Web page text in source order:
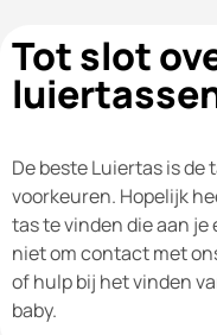
Tot slot
De beste Luiertas is de
voorkeuren. Hopelijk
tas te vinden die aan je
niet om contact met
of hulp bij het vinden
baby.